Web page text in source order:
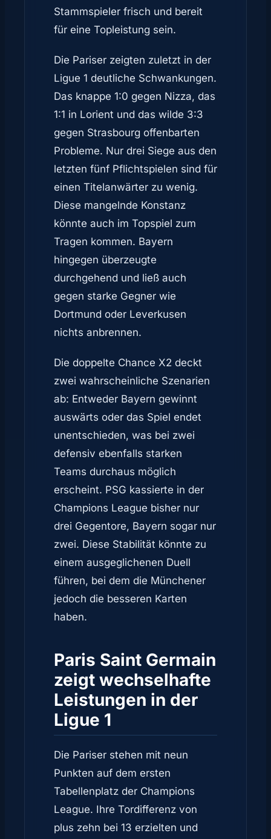
Stammspieler frisch und bereit
für eine Topleistung sein.
Die Pariser zeigten zuletzt in der
Ligue 1 deutliche Schwankungen.
Das knappe 1:0 gegen Nizza, das
1:1 in Lorient und das wilde 3:3
gegen Strasbourg offenbarten
Probleme. Nur drei Siege aus den
letzten fünf Pflichtspielen sind für
einen Titelanwärter zu wenig.
Diese mangelnde Konstanz
könnte auch im Topspiel zum
Tragen kommen. Bayern
hingegen überzeugte
durchgehend und ließ auch
gegen starke Gegner wie
Dortmund oder Leverkusen
nichts anbrennen.
Die doppelte Chance X2 deckt
zwei wahrscheinliche Szenarien
ab: Entweder Bayern gewinnt
auswärts oder das Spiel endet
unentschieden, was bei zwei
defensiv ebenfalls starken
Teams durchaus möglich
erscheint. PSG kassierte in der
Champions League bisher nur
drei Gegentore, Bayern sogar nur
zwei. Diese Stabilität könnte zu
einem ausgeglichenen Duell
führen, bei dem die Münchener
jedoch die besseren Karten
haben.
Paris Saint Germain
zeigt wechselhafte
Leistungen in der
Ligue 1
Die Pariser stehen mit neun
Punkten auf dem ersten
Tabellenplatz der Champions
League. Ihre Tordifferenz von
plus zehn bei 13 erzielten und